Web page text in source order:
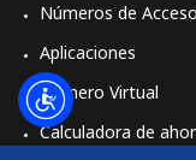
Números de Acceso
Aplicaciones
Número Virtual
Calculadora de